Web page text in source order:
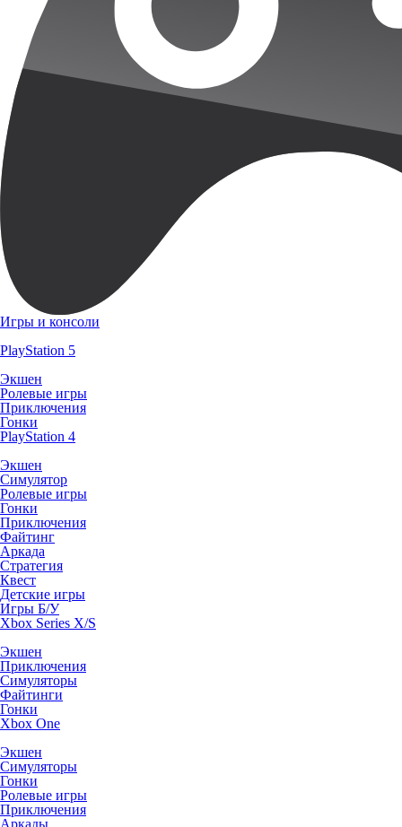
Игры и консоли
PlayStation 5
Экшен
Ролевые игры
Приключения
Гонки
PlayStation 4
Экшен
Симулятор
Ролевые игры
Гонки
Приключения
Файтинг
Аркада
Стратегия
Квест
Детские игры
Игры Б/У
Xbox Series X/S
Экшен
Приключения
Симуляторы
Файтинги
Гонки
Xbox One
Экшен
Симуляторы
Гонки
Ролевые игры
Приключения
Аркады